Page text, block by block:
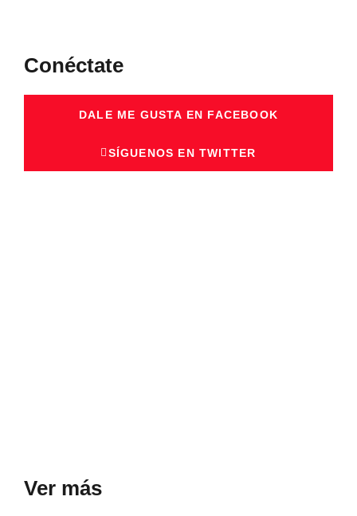
Conéctate
DALE ME GUSTA EN FACEBOOK
SÍGUENOS EN TWITTER
Ver más